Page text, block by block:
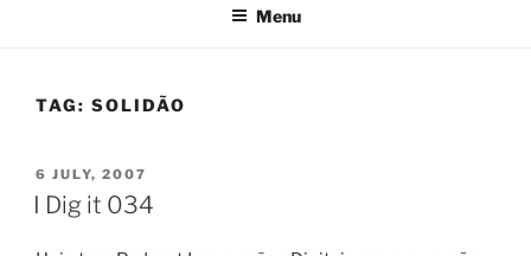
Menu
TAG: SOLIDÃO
POSTED
ON
6 JULY, 2007
I Dig it 034